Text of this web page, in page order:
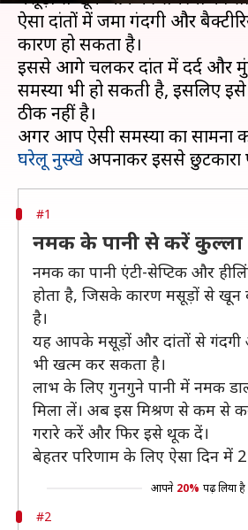
ऐसा दांतों में जमा गंदगी और
कारण हो सकता है।
इससे आगे चलकर दांत में दर्द और
समस्या भी हो सकती है, इसलिए
ठीक नहीं है।
अगर आप ऐसी समस्या का सामना
घरेलू नुस्खे
#1
नमक के पानी से करें कुल्ला
नमक का पानी एंटी-सेप्टिक और
होता है, जिसके कारण मसूड़ों से खून
है।
यह आपके मसूड़ों और दांतों से गंदगी
भी खत्म कर सकता है।
लाभ के लिए गुनगुने पानी में नमक
मिला लें। अब इस मिश्रण से कम से
गरारे करें और फिर इसे थूक दें।
बेहतर परिणाम के लिए ऐसा दिन में 2
आपने 20% पढ़ लिया है
#2